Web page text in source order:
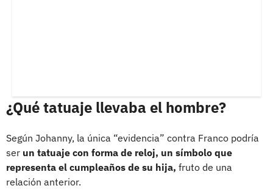
¿Qué tatuaje llevaba el hombre?
Según Johanny, la única “evidencia” contra Franco podría
ser un tatuaje con forma de reloj, un símbolo que
representa el cumpleaños de su hija, fruto de una
relación anterior.